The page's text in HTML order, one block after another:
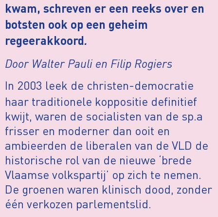
kwam, schreven er een reeks over en
botsten ook op een geheim
regeerakkoord.
Door Walter Pauli en Filip Rogiers
In 2003 leek de christen-democratie
haar traditionele koppositie definitief
kwijt, waren de socialisten van de sp.a
frisser en moderner dan ooit en
ambieerden de liberalen van de VLD de
historische rol van de nieuwe ‘brede
Vlaamse volkspartij’ op zich te nemen.
De groenen waren klinisch dood, zonder
één verkozen parlementslid.